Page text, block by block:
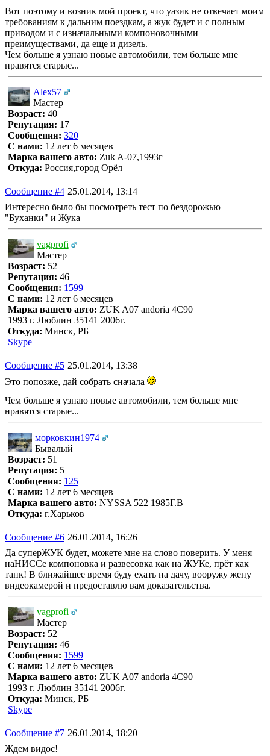
Вот поэтому и возник мой проект, что уазик не отвечает моим
требованиям к дальним поездкам, а жук будет и с полным
приводом и с изначальными компоновочными
преимуществами, да еще и дизель.
Чем больше я узнаю новые автомобили, тем больше мне
нравятся старые...
Alex57
Мастер
Возраст: 40
Репутация: 17
Сообщения: 320
С нами: 12 лет 6 месяцев
Марка вашего авто: Zuk A-07,1993г
Откуда: Россия,город Орёл
Сообщение #4 25.01.2014, 13:14
Интересно было бы посмотреть тест по бездорожью
"Буханки" и Жука
vagprofi
Мастер
Возраст: 52
Репутация: 46
Сообщения: 1599
С нами: 12 лет 6 месяцев
Марка вашего авто: ZUK A07 andoria 4C90
1993 г. Люблин 35141 2006г.
Откуда: Минск, РБ
Skype
Сообщение #5 25.01.2014, 13:38
Это попозже, дай собрать сначала
Чем больше я узнаю новые автомобили, тем больше мне
нравятся старые...
морковкин1974
Бывалый
Возраст: 51
Репутация: 5
Сообщения: 125
С нами: 12 лет 6 месяцев
Марка вашего авто: NYSSA 522 1985Г.В
Откуда: г.Харьков
Сообщение #6 26.01.2014, 16:26
Да суперЖУК будет, можете мне на слово поверить. У меня
наНИССе компоновка и развесовка как на ЖУКе, прёт как
танк! В ближайшее время буду ехать на дачу, вооружу жену
видеокамерой и предоставлю вам доказательства.
vagprofi
Мастер
Возраст: 52
Репутация: 46
Сообщения: 1599
С нами: 12 лет 6 месяцев
Марка вашего авто: ZUK A07 andoria 4C90
1993 г. Люблин 35141 2006г.
Откуда: Минск, РБ
Skype
Сообщение #7 26.01.2014, 18:20
Ждем видос!